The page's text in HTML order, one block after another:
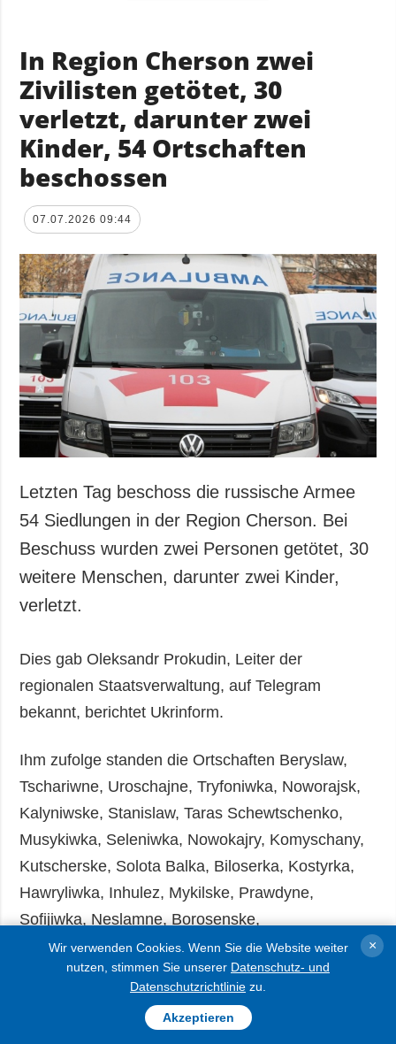
In Region Cherson zwei
Zivilisten getötet, 30
verletzt, darunter zwei
Kinder, 54 Ortschaften
beschossen
07.07.2026 09:44
Letzten Tag beschoss die russische Armee
54 Siedlungen in der Region Cherson. Bei
Beschuss wurden zwei Personen getötet, 30
weitere Menschen, darunter zwei Kinder,
verletzt.
Dies gab Oleksandr Prokudin, Leiter der
regionalen Staatsverwaltung, auf Telegram
bekannt, berichtet Ukrinform.
Ihm zufolge standen die Ortschaften Beryslaw,
Tschariwne, Uroschajne, Tryfoniwka, Noworajsk,
Kalyniwske, Stanislaw, Taras Schewtschenko,
Musykiwka, Seleniwka, Nowokajry, Komyschany,
Kutscherske, Solota Balka, Biloserka, Kostyrka,
Hawryliwka, Inhulez, Mykilske, Prawdyne,
Sofijiwka, Neslamne, Borosenske,
Kotschubejiwka, Chreschtscheniwka,
Romaschkowe, Dniprowske, Weletenske, Roslyw,
Balka, Antoniwka, Burhunka, Wysoke,
Wir verwenden Cookies. Wenn Sie die Website weiter
nutzen, stimmen Sie unserer Datenschutz- und
Datenschutzrichtlinie zu.
Akzeptieren
×